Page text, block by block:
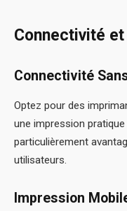
Connectivité
Connectivité
Optez pour des
une impression
particulièrement
utilisateurs.
Impression